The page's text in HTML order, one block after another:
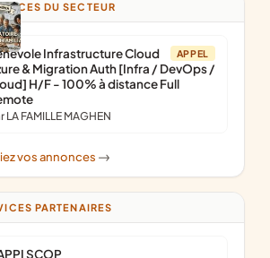
DU SECTEUR
APPEL
Infrastructure Cloud
& Migration Auth [Infra / DevOps /
H/F - 100% à distance Full
LA FAMILLE MAGHEN
vos annonces ->
PARTENAIRES
SCOP